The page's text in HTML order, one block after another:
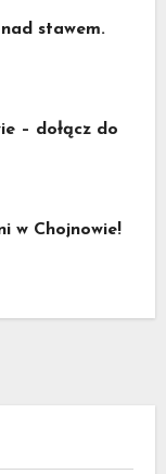
stawem.
– dołącz do
w Chojnowie!